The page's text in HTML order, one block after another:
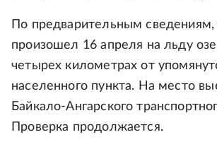
По предварительным
произошел 16 апреля на льду
четырех километрах от
населенного пункта. На место
Байкало-Ангарского
Проверка продолжается.